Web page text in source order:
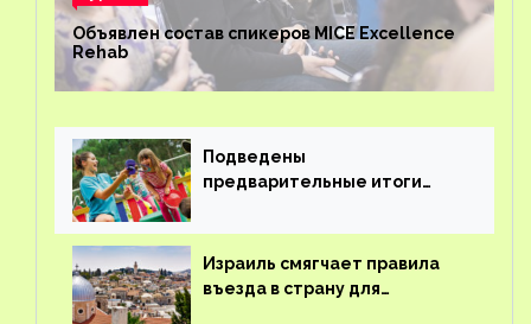
Объявлен состав спикеров MICE Excellence
Rehab
Подведены
предварительные итоги
Израиль смягчает правила
въезда в страну для